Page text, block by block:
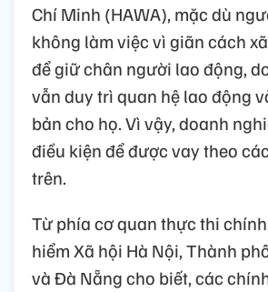
Chí Minh (HAWA), mặc dù
không làm việc vì giãn cách
để giữ chân người lao động,
vẫn duy trì quan hệ lao động
bản cho họ. Vì vậy, doanh
điều kiện để được vay theo
trên.
Từ phía cơ quan thực thi
hiểm Xã hội Hà Nội, Thành
và Đà Nẵng cho biết, các